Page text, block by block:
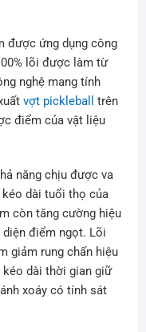
được ứng dụng công
lõi được làm từ
nghệ mang tính
vợt pickleball
trên
điểm của vật liệu
năng chịu được va
dài tuổi thọ của
còn tăng cường hiệu
điểm ngọt. Lõi
giảm rung chấn hiệu
dài thời gian giữ
xoáy có tính sát